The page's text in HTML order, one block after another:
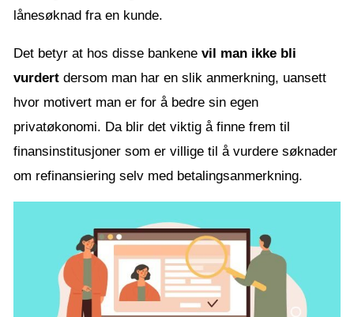
lånesøknad fra en kunde.
Det betyr at hos disse bankene vil man ikke bli
vurdert dersom man har en slik anmerkning, uansett
hvor motivert man er for å bedre sin egen
privatøkonomi. Da blir det viktig å finne frem til
finansinstitusjoner som er villige til å vurdere søknader
om refinansiering selv med betalingsanmerkning.